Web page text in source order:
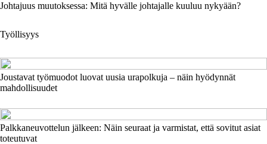
Johtajuus muutoksessa: Mitä hyvälle johtajalle kuuluu nykyään?
Työllisyys
Joustavat työmuodot luovat uusia urapolkuja – näin hyödynnät
mahdollisuudet
Palkkaneuvottelun jälkeen: Näin seuraat ja varmistat, että sovitut asiat
toteutuvat